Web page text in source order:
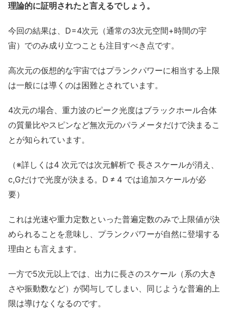
理論的に証明されたと言えるでしょう。
今回の結果は、D=4次元（通常の3次元空間+時間の宇
宙）でのみ成り立つことも注目すべき点です。
高次元の仮想的な宇宙ではプランクパワーに相当する上限
は一般には導くのは困難とされています。
4次元の場合、重力波のピーク光度はブラックホール合体
の質量比やスピンなど無次元のパラメータだけで決まるこ
とが知られています。
（※詳しくは4 次元では次元解析で 長さスケールが消え、
c,Gだけで光度が決まる。D ≠ 4 では追加スケールが必
要）
これは光速や重力定数といった普遍定数のみで上限値が決
められることを意味し、プランクパワーが自然に登場する
理由とも言えます。
一方で5次元以上では、出力に長さのスケール（系の大き
さや振動数など）が関与してしまい、同じような普遍的上
限は導けなくなるのです。